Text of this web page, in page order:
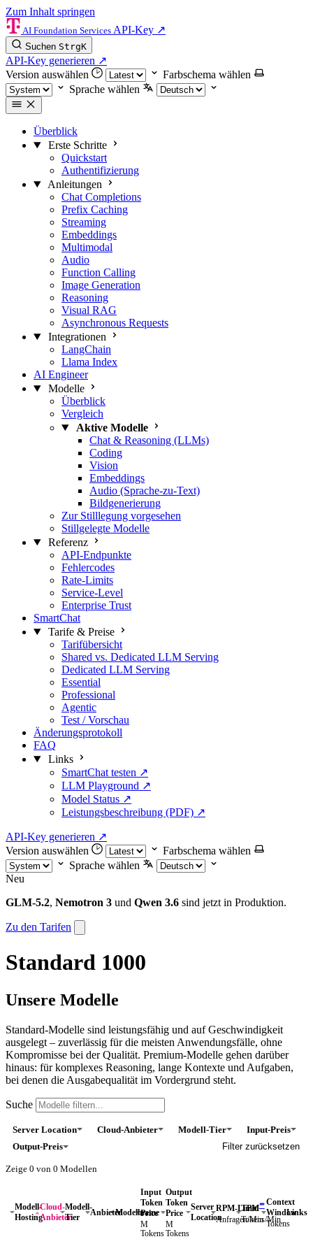
Zum Inhalt springen
AI Foundation Services API-Key ↗
Suchen StrgK
API-Key generieren ↗
Version auswählen
Farbschema wählen
Sprache wählen
Überblick
Erste Schritte
Quickstart
Authentifizierung
Anleitungen
Chat Completions
Prefix Caching
Streaming
Embeddings
Multimodal
Audio
Function Calling
Image Generation
Reasoning
Visual RAG
Asynchronous Requests
Integrationen
LangChain
Llama Index
AI Engineer
Modelle
Überblick
Vergleich
Aktive Modelle
Chat & Reasoning (LLMs)
Coding
Vision
Embeddings
Audio (Sprache-zu-Text)
Bildgenerierung
Zur Stilllegung vorgesehen
Stillgelegte Modelle
Referenz
API-Endpunkte
Fehlercodes
Rate-Limits
Service-Level
Enterprise Trust
SmartChat
Tarife & Preise
Tarifübersicht
Shared vs. Dedicated LLM Serving
Dedicated LLM Serving
Essential
Professional
Agentic
Test / Vorschau
Änderungsprotokoll
FAQ
Links
SmartChat testen ↗
LLM Playground ↗
Model Status ↗
Leistungsbeschreibung (PDF) ↗
API-Key generieren ↗
Version auswählen
Farbschema wählen
Sprache wählen
Neu
GLM-5.2, Nemotron 3 und Qwen 3.6 sind jetzt in Produktion.
Zu den Tarifen
Standard 1000
Unsere Modelle
Standard-Modelle sind leistungsfähig und auf Geschwindigkeit
ausgelegt – zuverlässig für die meisten Anwendungsfälle, ohne
Kompromisse bei der Qualität. Premium-Modelle gehen darüber
hinaus: für komplexes Reasoning, lange Kontexte und Aufgaben,
bei denen die Ausgabequalität im Vordergrund steht.
Suche
Server Location Cloud-Anbieter Modell-Tier
Input-Preis
Output-Preis
Filter zurücksetzen
Zeige 0 von 0 Modellen
Modell-
Hosting
Cloud-
Anbieter
Modell-
Tier
AnbieterModellname
Input
Token
Price
M
Tokens
Output
Token
Price
M
Tokens
Server
Location
RPM-Limit*
Anfragen/Min
TPM*
Tokens/Min
Context
Window
Tokens
Links